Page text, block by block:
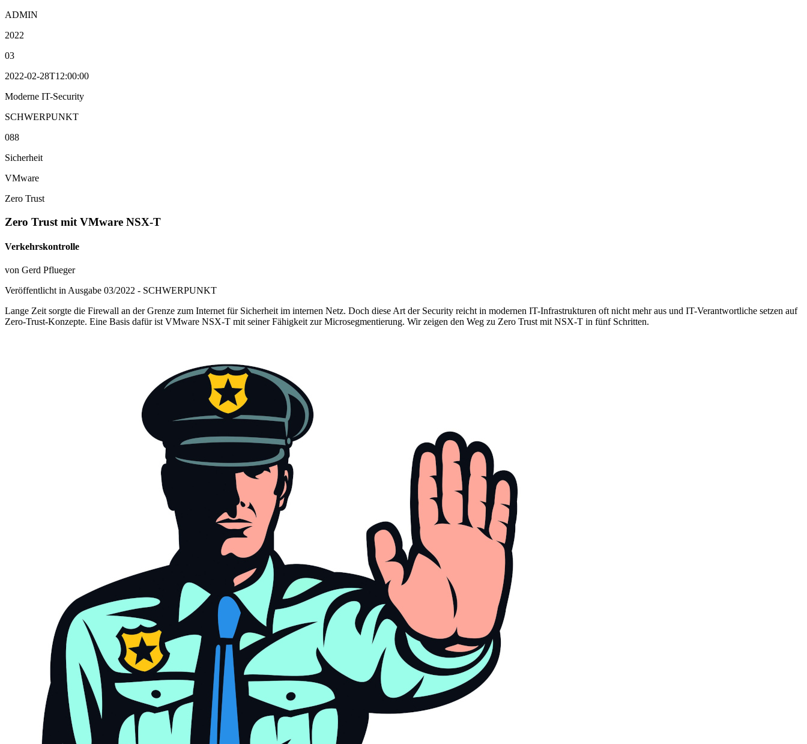
ADMIN
2022
03
2022-02-28T12:00:00
Moderne IT-Security
SCHWERPUNKT
088
Sicherheit
VMware
Zero Trust
Zero Trust mit VMware NSX-T
Verkehrskontrolle
von Gerd Pflueger
Veröffentlicht in Ausgabe 03/2022 - SCHWERPUNKT
Lange Zeit sorgte die Firewall an der Grenze zum Internet für Sicherheit im internen Netz. Doch diese Art der Security reicht in modernen IT-Infrastrukturen oft nicht mehr aus und IT-Verantwortliche setzen auf
Zero-Trust-Konzepte. Eine Basis dafür ist VMware NSX-T mit seiner Fähigkeit zur Microsegmentierung. Wir zeigen den Weg zu Zero Trust mit NSX-T in fünf Schritten.